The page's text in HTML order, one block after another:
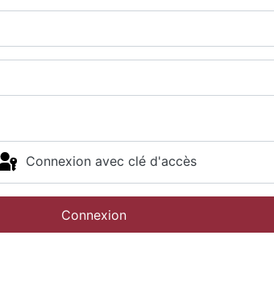
Connexion avec clé d'accès
Connexion